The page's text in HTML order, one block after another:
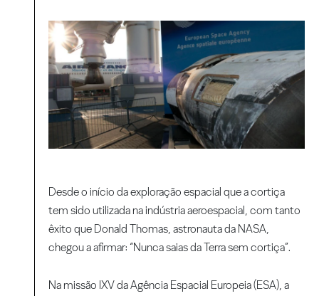
Desde o início da exploração espacial que a cortiça
tem sido utilizada na indústria aeroespacial, com tanto
êxito que Donald Thomas, astronauta da NASA,
chegou a afirmar: “Nunca saias da Terra sem cortiça”.
Na missão IXV da Agência Espacial Europeia (ESA), a